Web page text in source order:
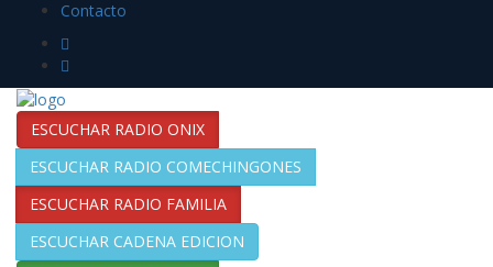
Contacto
ESCUCHAR RADIO ONIX
ESCUCHAR RADIO COMECHINGONES
ESCUCHAR RADIO FAMILIA
ESCUCHAR CADENA EDICION